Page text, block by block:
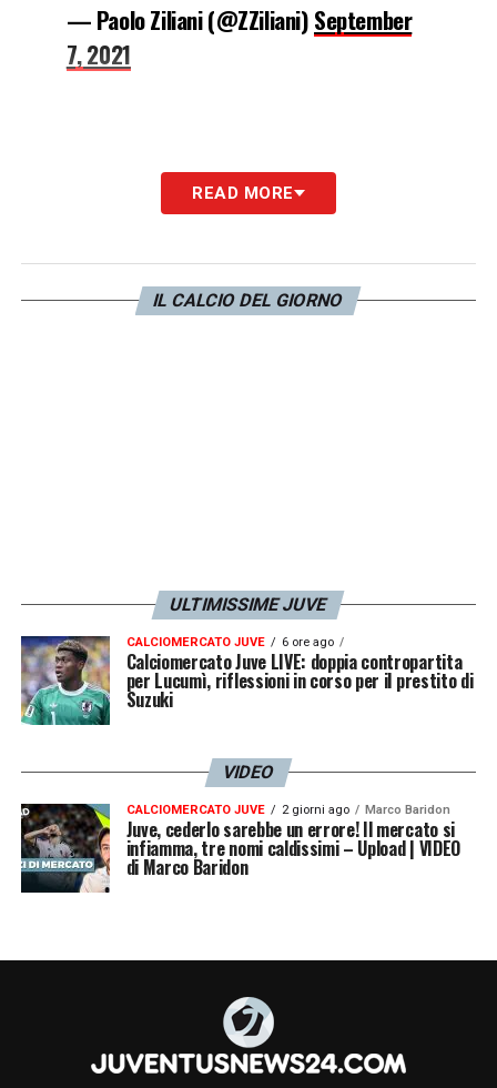
— Paolo Ziliani (@ZZiliani)September
7, 2021
LA PLAYLIST DELLE NOSTRE TOP NEWS
READ MORE
IL CALCIO DEL GIORNO
ULTIMISSIME JUVE
CALCIOMERCATO JUVE 6 ore ago
Calciomercato Juve LIVE: doppia contropartita
per Lucumì, riflessioni in corso per il prestito di
Suzuki
VIDEO
CALCIOMERCATO JUVE 2 giorni ago Marco Baridon
Juve, cederlo sarebbe un errore! Il mercato si
infiamma, tre nomi caldissimi – Upload | VIDEO
di Marco Baridon